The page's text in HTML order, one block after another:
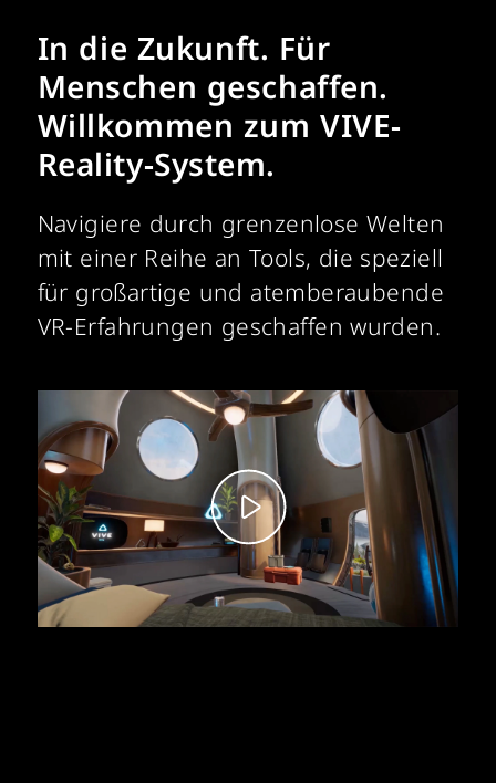
In die Zukunft. Für
Menschen geschaffen.
Willkommen zum VIVE-
Reality-System.
Navigiere durch grenzenlose Welten
mit einer Reihe an Tools, die speziell
für großartige und atemberaubende
VR-Erfahrungen geschaffen wurden.